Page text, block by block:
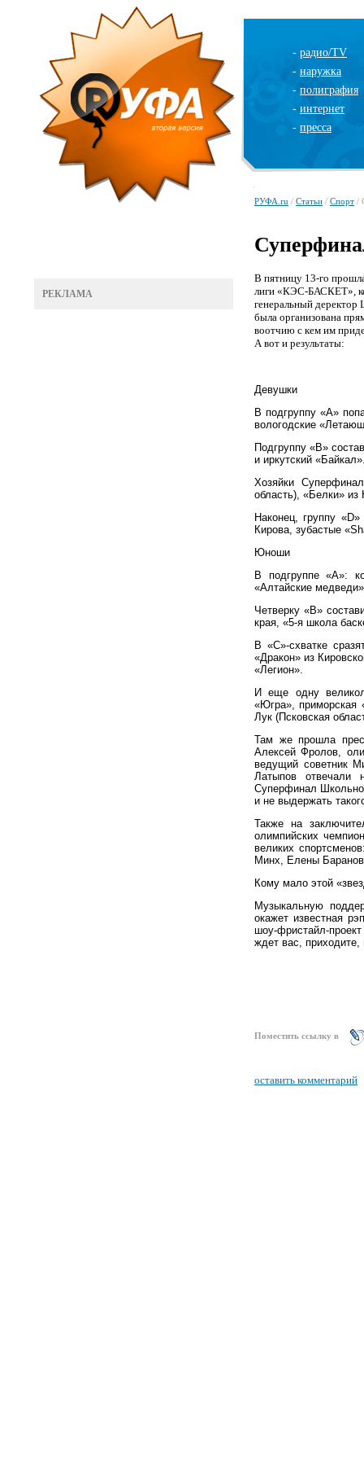
- радио/TV
- наружка
- полиграфия
- интернет
- пресса
РЕКЛАМА
РУФА.ru / Статьи / Спорт /
В пятницу 13-го
лиги «КЭС-БАСКЕТ»,
генеральный
была организована
воотчию с кем им
А вот и результаты:
Девушки
В подгруппу «А»
вологодские
Подгруппу «В»
и иркутский
Хозяйки
область), «Белки» из
Наконец, группу
Кирова, зубастые
Юноши
В подгруппе «А»:
«Алтайские
Четверку «B»
края, «5-я школа
В «С»-схватке
«Дракон» из
«Легион».
И еще одну
«Югра», приморская
Лук (Псковская
Там же прошла
Алексей Фролов,
ведущий советник
Латыпов отвечали
Суперфинал
и не выдержать
Также на
олимпийских
великих
Минх, Елены
Кому мало этой
Музыкальную
окажет известная
шоу-фристайл-
ждет вас, приходите,
Поместить ссылку в
оставить комментарий